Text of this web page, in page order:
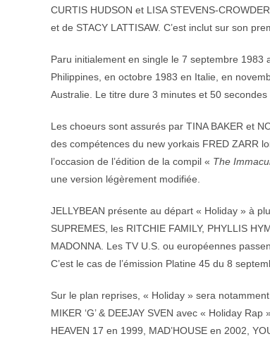
CURTIS HUDSON et LISA STEVENS-
et de STACY LATTISAW. C’est inclut sur son
Paru initialement en single le 7 septembre 1983
Philippines, en octobre 1983 en Italie, en
Australie. Le titre dure 3 minutes et 50 secondes
Les choeurs sont assurés par TINA BAKER et
des compétences du new yorkais FRED ZARR
l’occasion de l’édition de la compil « The
une version légèrement modifiée.
JELLYBEAN présente au départ « Holiday » à
SUPREMES, les RITCHIE FAMILY, PHYLLIS
MADONNA. Les TV U.S. ou européennes
C’est le cas de l’émission Platine 45 du 8
Sur le plan reprises, « Holiday » sera
MIKER ‘G’ & DEEJAY SVEN avec « Holiday
HEAVEN 17 en 1999, MAD’HOUSE en 2002,